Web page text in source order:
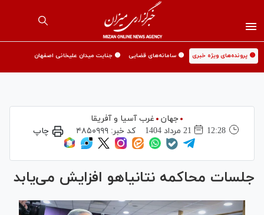
🟡 پرونده‌های ویژه خبری 🟡 سامانه‌های قضایی 🟡 جنایت میدان علیخانی اصفهان
جهان
غرب آسیا و آفریقا
12:28
21 مرداد 1404 کد خبر:۴۸۵۰۹۹۹ چاپ
جلسات محاکمه نتانیاهو افزایش می‌یابد